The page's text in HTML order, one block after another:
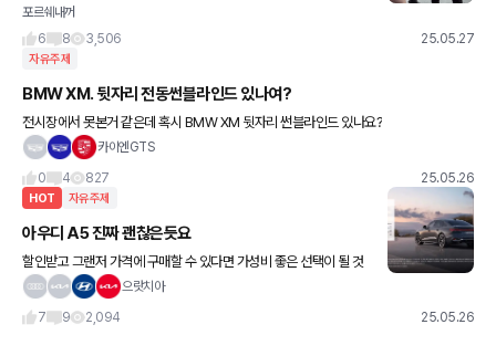
포르쉐내꺼
6
8 3,506 25.05.27
자유주제
BMW XM. 뒷자리 전동썬블라인드 있나여?
전시장에서 못본거 같은데 혹시 BMW XM 뒷자리 썬블라인드 있나요?
카이엔GTS
0
4 827 25.05.26
HOT 자유주제
아우디 A5 진짜 괜찮은듯요
할인받고 그랜저 가격에 구매할 수 있다면 가성비 좋은 선택이 될 것
같습니다. 해외 리뷰 보니 마일드 하이브리드 플러스가 거희 풀하이
으랏치아
7
9 2,094 25.05.26